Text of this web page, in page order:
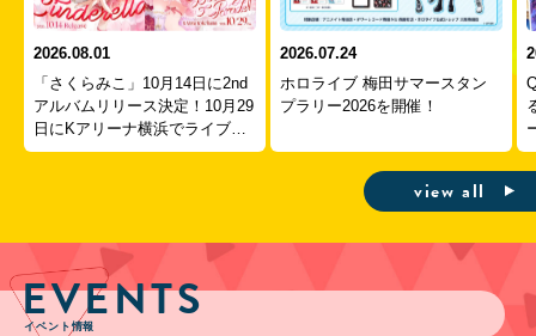
2026.08.01
「さくらみこ」10月14日に2nd
アルバムリリース決定！10月29
日にKアリーナ横浜でライブ開
催！
2026.07.24
ホロライブ 梅田サマースタン
プラリー2026を開催！
view all
EVENTS
イベント情報